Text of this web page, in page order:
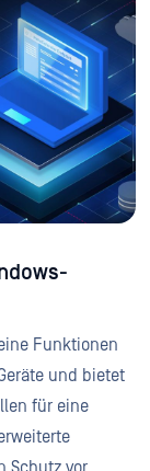
Funktionen
und bietet
für eine